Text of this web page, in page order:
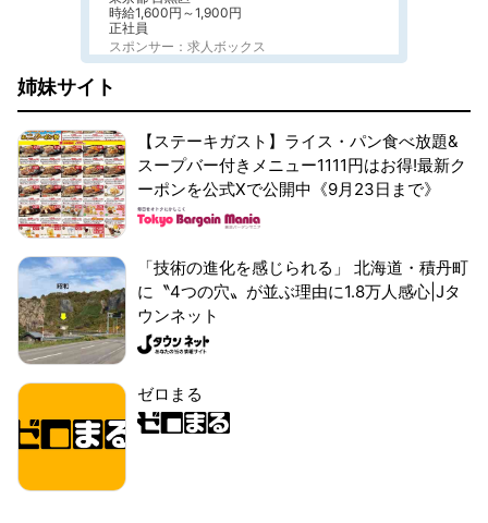
時給1,600円～1,900円
正社員
スポンサー：求人ボックス
姉妹サイト
【ステーキガスト】ライス・パン食べ放題&
スープバー付きメニュー1111円はお得!最新ク
ーポンを公式Xで公開中《9月23日まで》
「技術の進化を感じられる」 北海道・積丹町
に〝4つの穴〟が並ぶ理由に1.8万人感心|Jタ
ウンネット
ゼロまる